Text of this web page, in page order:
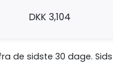
DKK 3,104
de sidste 30 dage.